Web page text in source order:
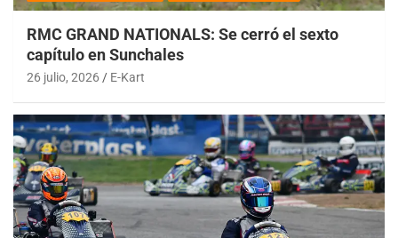
RMC GRAND NATIONALS: Se cerró el sexto
capítulo en Sunchales
26 julio, 2026 E-Kart